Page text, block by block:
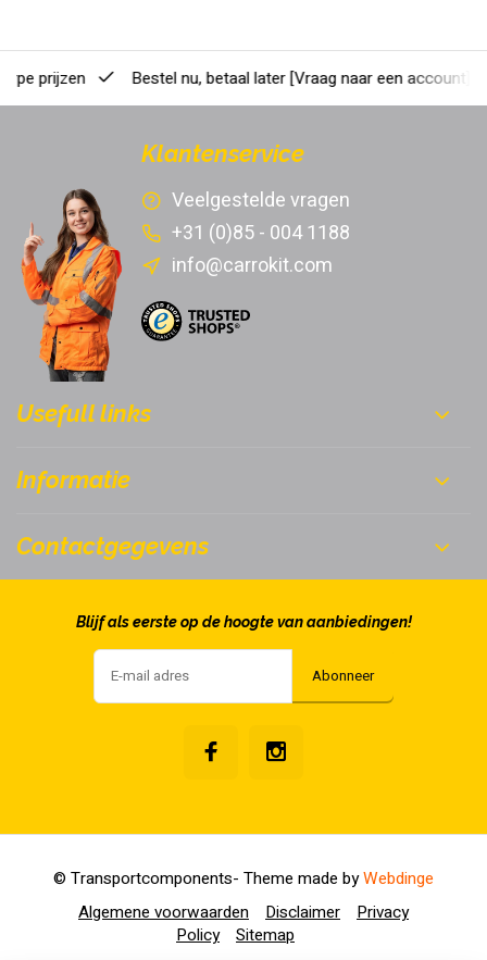
prijzen Bestel nu, betaal later[Vraag naar een account]
Klantenservice
Veelgestelde vragen
+31 (0)85 - 004 1188
info@carrokit.com
Usefull links
Informatie
Contactgegevens
Blijf als eerste op de hoogte van aanbiedingen!
Abonneer
Algemene voorwaarden Disclaimer
Privacy
Policy
Sitemap
© Transportcomponents- Theme made byWebdinge